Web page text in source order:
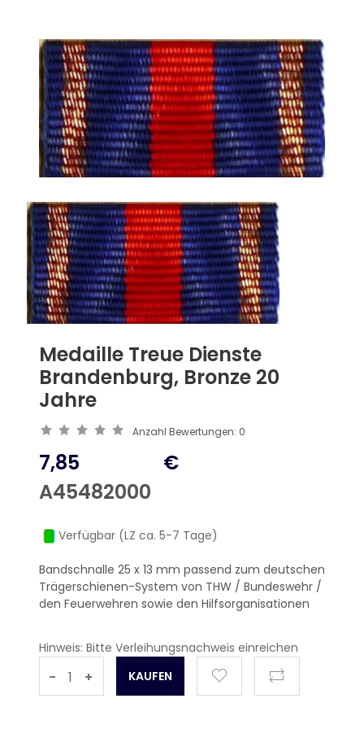
Medaille Treue Dienste
Brandenburg, Bronze 20
Jahre
Anzahl Bewertungen: 0
7,85
A45482000
€
Verfügbar (LZ ca. 5-7 Tage)
Bandschnalle 25 x 13 mm passend zum deutschen
Trägerschienen-System von THW / Bundeswehr /
den Feuerwehren sowie den Hilfsorganisationen
Hinweis: Bitte Verleihungsnachweis einreichen
- +